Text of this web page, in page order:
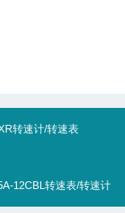
转速计/转速表
12CBL转速表/转速计